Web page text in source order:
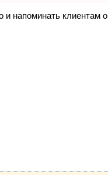
и напоминать клиентам о